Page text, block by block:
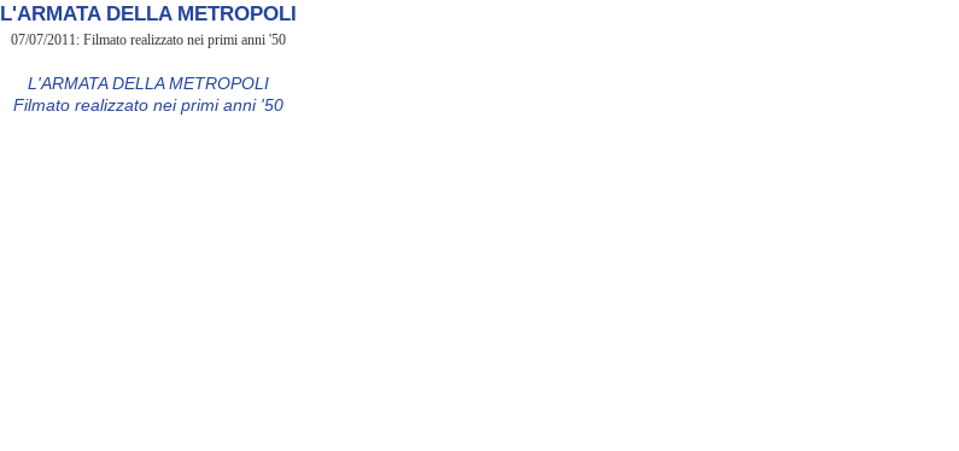
L'ARMATA DELLA METROPOLI
07/07/2011: Filmato realizzato nei primi anni '50
L'ARMATA DELLA METROPOLI
Filmato realizzato nei primi anni '50